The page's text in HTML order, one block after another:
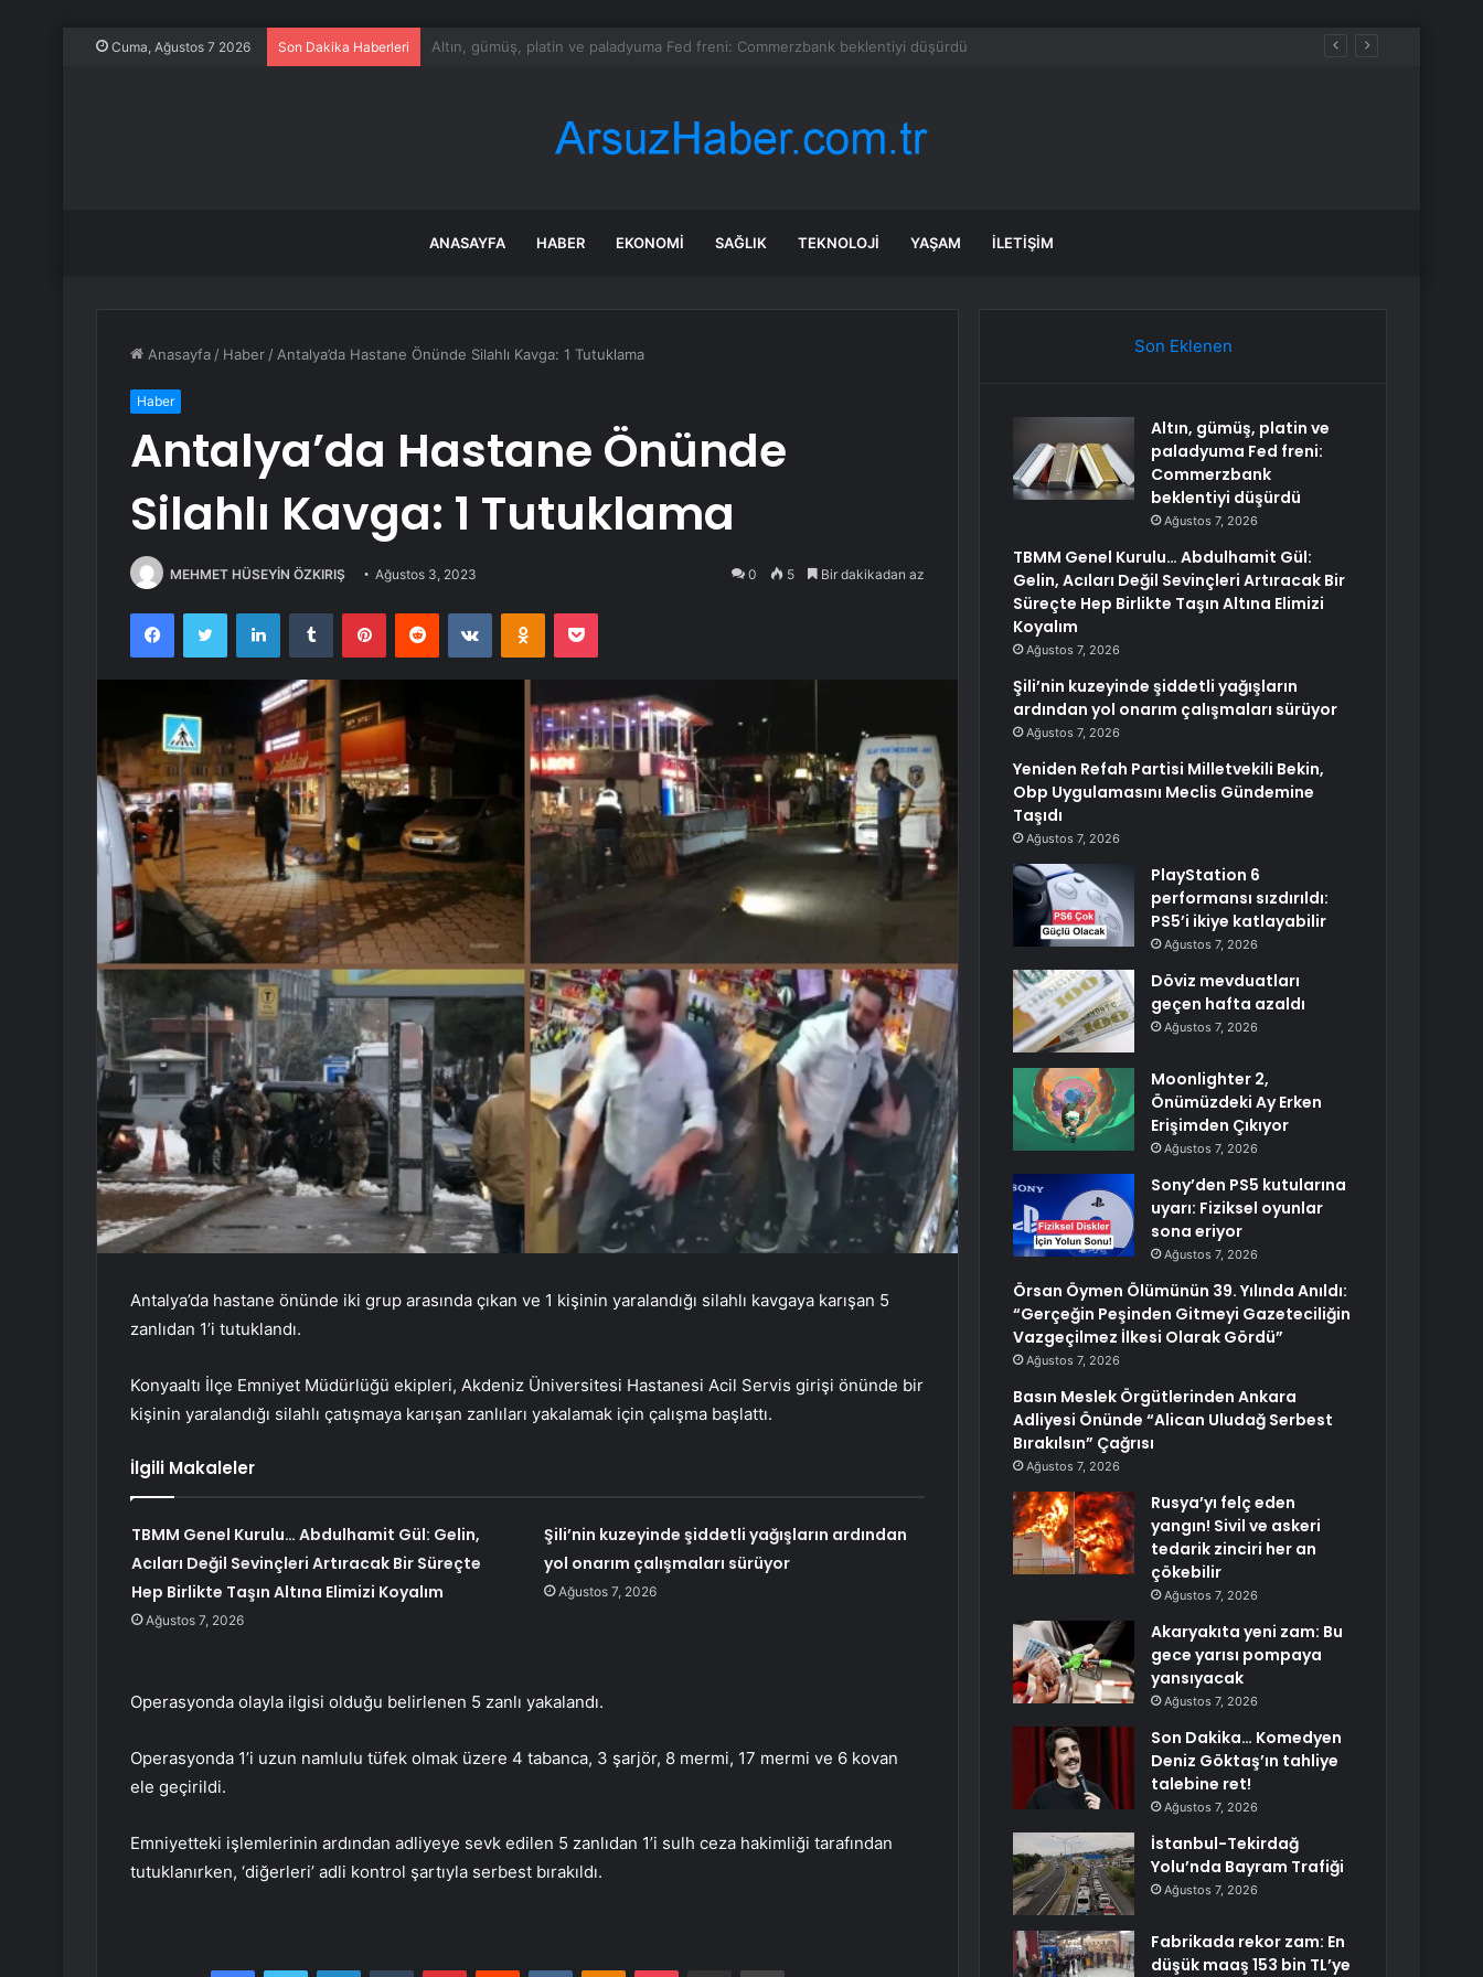
Cuma, Ağustos 7 2026 Son Dakika Haberleri TBMM Genel Kurulu… Abdulhamit Gül: Gelin, Acıları Değil Sevinçleri Artıracak Bir Süreçte Hep Birlikte Taşın Altına Elimizi Koyalım
ANASAYFA HABER EKONOMI SAĞLIK TEKNOLOJI YAŞAM İLETIŞIM
Anasayfa / Haber / Antalya’da Hastane Önünde Silahlı Kavga: 1 Tutuklama
Haber
Antalya’da Hastane Önünde
Silahlı Kavga: 1 Tutuklama
MEHMET HÜSEYİN ÖZKIRIŞ Ağustos 3, 2023 0 5 Bir dakikadan az
FacebookTwitter LinkedInTumblr PinterestReddit VKontakteOdnoklassniki
Pocket
Antalya’da hastane önünde iki grup arasında çıkan ve 1 kişinin yaralandığı silahlı kavgaya karışan 5
zanlıdan 1’i tutuklandı.
Konyaaltı İlçe Emniyet Müdürlüğü ekipleri, Akdeniz Üniversitesi Hastanesi Acil Servis girişi önünde bir
kişinin yaralandığı silahlı çatışmaya karışan zanlıları yakalamak için çalışma başlattı.
İlgili Makaleler
TBMM Genel Kurulu… Abdulhamit Gül: Gelin,
Acıları Değil Sevinçleri Artıracak Bir Süreçte
Hep Birlikte Taşın Altına Elimizi Koyalım
Ağustos 7, 2026
Şili’nin kuzeyinde şiddetli yağışların ardından
yol onarım çalışmaları sürüyor
Ağustos 7, 2026
Operasyonda olayla ilgisi olduğu belirlenen 5 zanlı yakalandı.
Operasyonda 1’i uzun namlulu tüfek olmak üzere 4 tabanca, 3 şarjör, 8 mermi, 17 mermi ve 6 kovan
ele geçirildi.
Emniyetteki işlemlerinin ardından adliyeye sevk edilen 5 zanlıdan 1’i sulh ceza hakimliği tarafından
tutuklanırken, ‘diğerleri’ adli kontrol şartıyla serbest bırakıldı.
FacebookTwitter LinkedInTumblr PinterestReddit VKontakteOdnoklassniki
Pocket E-Posta ile paylaş Yazdır
Son Eklenen
Altın, gümüş, platin ve
paladyuma Fed freni:
Commerzbank
beklentiyi düşürdü
Ağustos 7, 2026
TBMM Genel Kurulu… Abdulhamit Gül:
Gelin, Acıları Değil Sevinçleri Artıracak Bir
Süreçte Hep Birlikte Taşın Altına Elimizi
Koyalım
Ağustos 7, 2026
Şili’nin kuzeyinde şiddetli yağışların
ardından yol onarım çalışmaları sürüyor
Ağustos 7, 2026
Yeniden Refah Partisi Milletvekili Bekin,
Obp Uygulamasını Meclis Gündemine
Taşıdı
Ağustos 7, 2026
PlayStation 6
performansı sızdırıldı:
PS5’i ikiye katlayabilir
Ağustos 7, 2026
Döviz mevduatları
geçen hafta azaldı
Ağustos 7, 2026
Moonlighter 2,
Önümüzdeki Ay Erken
Erişimden Çıkıyor
Ağustos 7, 2026
Sony’den PS5 kutularına
uyarı: Fiziksel oyunlar
sona eriyor
Ağustos 7, 2026
Örsan Öymen Ölümünün 39. Yılında Anıldı:
“Gerçeğin Peşinden Gitmeyi Gazeteciliğin
Vazgeçilmez İlkesi Olarak Gördü”
Ağustos 7, 2026
Basın Meslek Örgütlerinden Ankara
Adliyesi Önünde “Alican Uludağ Serbest
Bırakılsın” Çağrısı
Ağustos 7, 2026
Rusya’yı felç eden
yangın! Sivil ve askeri
tedarik zinciri her an
çökebilir
Ağustos 7, 2026
Akaryakıta yeni zam: Bu
gece yarısı pompaya
yansıyacak
Ağustos 7, 2026
Son Dakika… Komedyen
Deniz Göktaş’ın tahliye
talebine ret!
Ağustos 7, 2026
İstanbul-Tekirdağ
Yolu’nda Bayram Trafiği
Ağustos 7, 2026
Fabrikada rekor zam: En
düşük maaş 153 bin TL’ye